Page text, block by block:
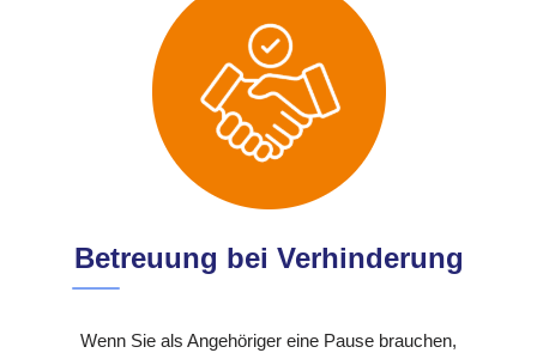
Betreuung bei Verhinderung
Wenn Sie als Angehöriger eine Pause brauchen,